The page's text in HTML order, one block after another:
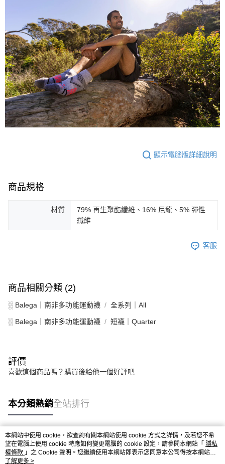
顯示電腦版詳細說明
商品規格
材質
79% 再生聚酯纖維、16% 尼龍、5% 彈性
纖維
客服
商品相關分類 (2)
░ Balega｜南非多功能運動襪 全系列｜All
░ Balega｜南非多功能運動襪 短襪｜Quarter
評價
喜歡這個商品嗎？購買後給他一個好評吧
本分類熱銷全站排行
熱門標籤
本網站中使用 cookie，欲查詢有關本網站使用 cookie 方式之詳情，及若您不希
望在電腦上使用 cookie 時應如何變更電腦的 cookie 設定，請參閱本網站「 隱私
權條款 」之 Cookie 聲明。您繼續使用本網站即表示您同意本公司得按本網站使
用條款之 Cookie 聲明使用 cookie。
了解更多 >